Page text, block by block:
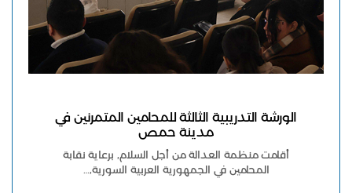
الورشة التدريبية الثالثة للمحامين المتمرنين في
مدينة حمص
أقامت منظمة العدالة من أجل السلام, برعاية نقابة
المحامين في الجمهورية العربية السورية,…